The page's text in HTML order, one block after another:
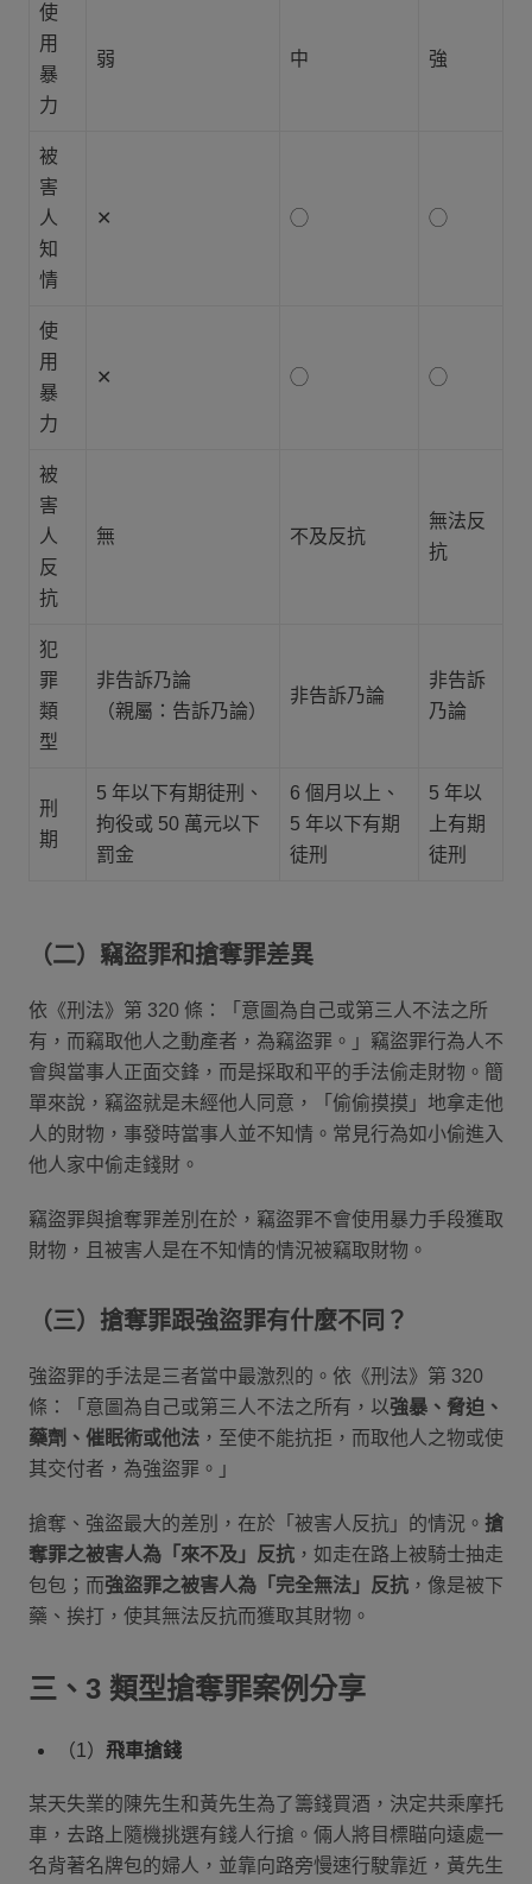
使
用
暴
力
弱 中 強
被
害
人
知
情
✕ ◯ ◯
使
用
暴
力
✕ ◯ ◯
被
害
人
反
抗
無 不及反抗
無法反
抗
犯
罪
類
型
非告訴乃論
（親屬：告訴乃論）
非告訴乃論
非告訴
乃論
刑
期
5 年以下有期徒刑、
拘役或 50 萬元以下
罰金
6 個月以上、
5 年以下有期
徒刑
5 年以
上有期
徒刑
（二）竊盜罪和搶奪罪差異
依《刑法》第 320 條：「意圖為自己或第三人不法之所
有，而竊取他人之動產者，為竊盜罪。」竊盜罪行為人不
會與當事人正面交鋒，而是採取和平的手法偷走財物。簡
單來說，竊盜就是未經他人同意，「偷偷摸摸」地拿走他
人的財物，事發時當事人並不知情。常見行為如小偷進入
他人家中偷走錢財。
竊盜罪與搶奪罪差別在於，竊盜罪不會使用暴力手段獲取
財物，且被害人是在不知情的情況被竊取財物。
（三）搶奪罪跟強盜罪有什麼不同？
強盜罪的手法是三者當中最激烈的。依《刑法》第 320
條：「意圖為自己或第三人不法之所有，以強暴、脅迫、
藥劑、催眠術或他法 ，至使不能抗拒，而取他人之物或使
其交付者，為強盜罪。」
搶奪、強盜最大的差別，在於「被害人反抗」的情況。 搶
奪罪之被害人為「來不及」反抗 ，如走在路上被騎士抽走
包包；而強盜罪之被害人為「完全無法」反抗 ，像是被下
藥、挨打，使其無法反抗而獲取其財物。
三、3 類型搶奪罪案例分享
（1） 飛車搶錢
某天失業的陳先生和黃先生為了籌錢買酒，決定共乘摩托
車，去路上隨機挑選有錢人行搶。倆人將目標瞄向遠處一
名背著名牌包的婦人，並靠向路旁慢速行駛靠近，黃先生